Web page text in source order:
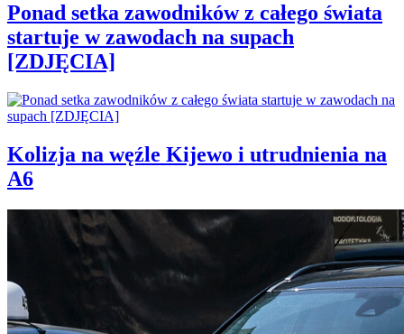
Ponad setka zawodników z całego świata
startuje w zawodach na supach
[ZDJĘCIA]
Kolizja na węźle Kijewo i utrudnienia na
A6